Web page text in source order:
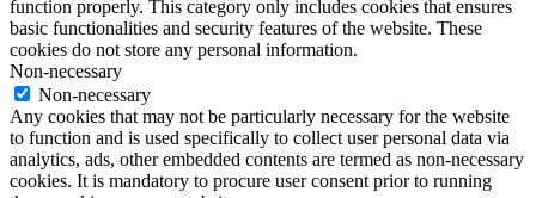
function properly. This category only includes cookies that ensures
basic functionalities and security features of the website. These
cookies do not store any personal information.
Non-necessary
Non-necessary
Any cookies that may not be particularly necessary for the website
to function and is used specifically to collect user personal data via
analytics, ads, other embedded contents are termed as non-necessary
cookies. It is mandatory to procure user consent prior to running